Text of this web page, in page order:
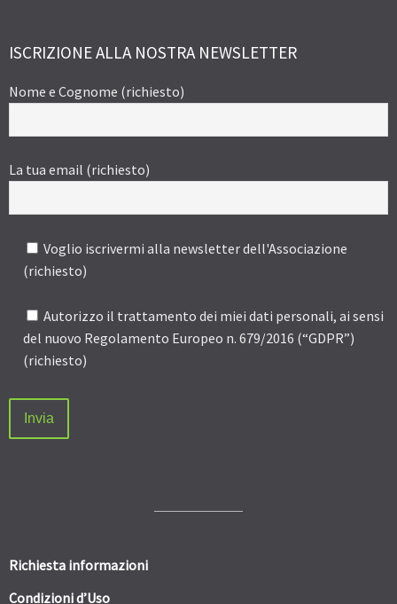
ISCRIZIONE ALLA NOSTRA NEWSLETTER
Nome e Cognome (richiesto)
La tua email (richiesto)
Voglio iscrivermi alla newsletter dell'Associazione
(richiesto)
Autorizzo il trattamento dei miei dati personali, ai sensi
del nuovo Regolamento Europeo n. 679/2016 (“GDPR”)
(richiesto)
Richiesta informazioni
Condizioni d’Uso